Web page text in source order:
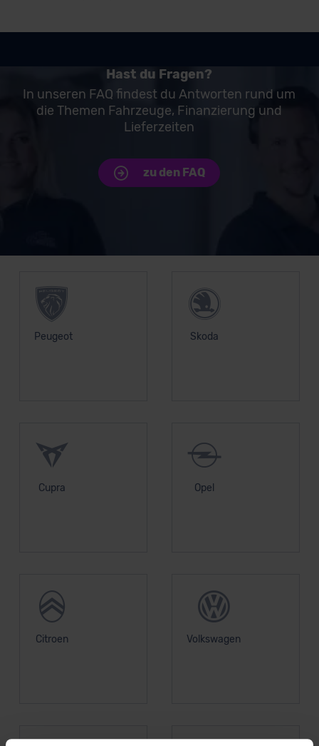
Hast du Fragen?
In unseren FAQ findest du Antworten rund um
die Themen Fahrzeuge, Finanzierung und
Lieferzeiten
zu den FAQ
Peugeot Skoda
Cupra Opel
Citroen Volkswagen